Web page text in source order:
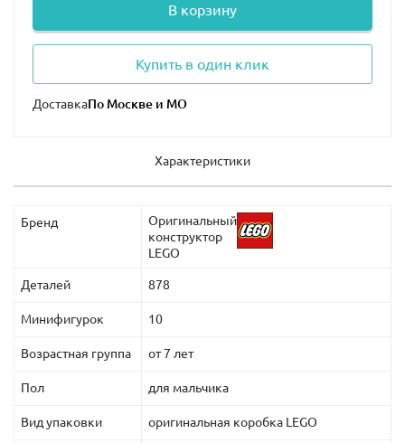
В корзину
Купить в один клик
Доставка
Характеристики
Бренд
Оригинальный
конструктор
LEGO
Деталей 878
Минифигурок 10
Возрастная группа от 7 лет
Пол для мальчика
Вид упаковки оригинальная коробка LEGO